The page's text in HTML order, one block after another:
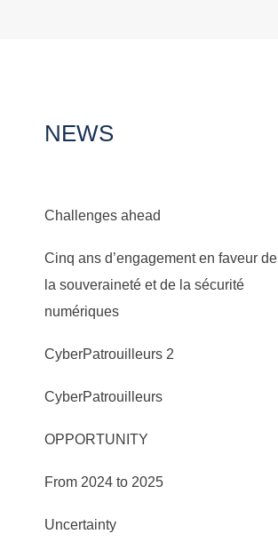
NEWS
Challenges ahead
Cinq ans d’engagement en faveur de
la souveraineté et de la sécurité
numériques
CyberPatrouilleurs 2
CyberPatrouilleurs
OPPORTUNITY
From 2024 to 2025
Uncertainty